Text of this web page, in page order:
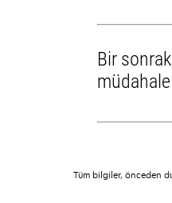
Bir
müdahale
Tüm bilgiler, önceden